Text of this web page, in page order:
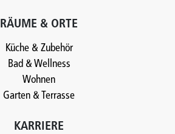
RÄUME & ORTE
Küche & Zubehör
Bad & Wellness
Wohnen
Garten & Terrasse
KARRIERE